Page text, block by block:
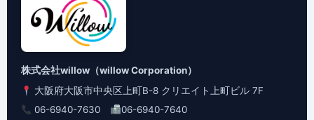
株式会社willow（willow Corporation）
大阪府大阪市中央区上町B-8 クリエイト上町ビル 7F
06-6940-7630
06-6940-7640